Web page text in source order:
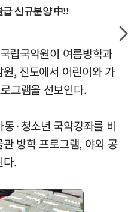
립국악원이 여름방학과
, 진도에서 어린이와 가
그램을 선보인다.
·청소년 국악강좌를 비
방학 프로그램, 야외 공
다.